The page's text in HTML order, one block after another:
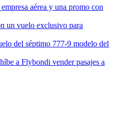
aérea y una promo con
un vuelo exclusivo para
del séptimo 777-9 modelo del
a Flybondi vender pasajes a